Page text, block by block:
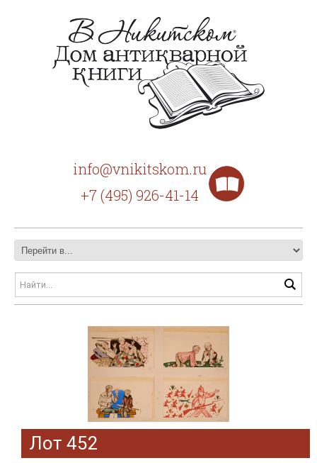
info@vnikitskom.ru
+7 (495) 926-41-14
Лот 452